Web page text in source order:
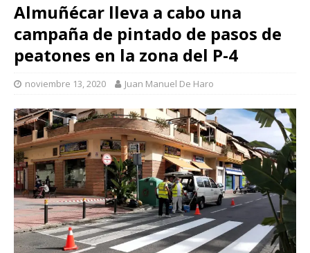
Almuñécar lleva a cabo una
campaña de pintado de pasos de
peatones en la zona del P-4
noviembre 13, 2020 Juan Manuel De Haro